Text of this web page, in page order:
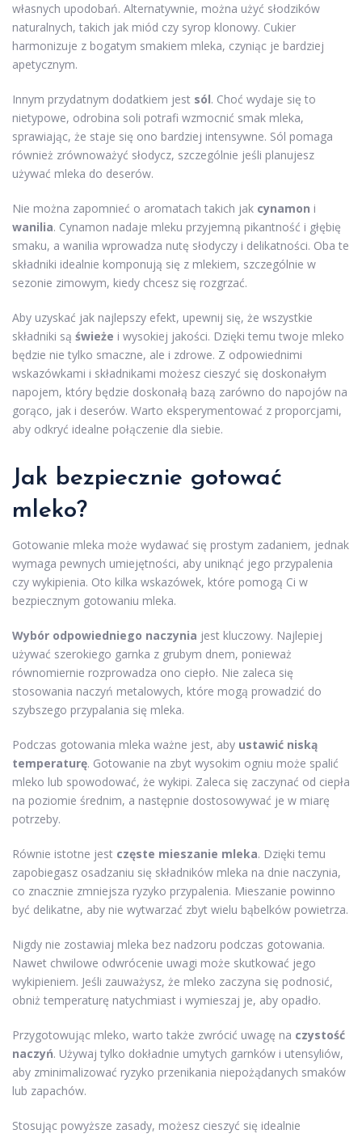
własnych upodobań. Alternatywnie, można użyć słodzików
naturalnych, takich jak miód czy syrop klonowy. Cukier
harmonizuje z bogatym smakiem mleka, czyniąc je bardziej
apetycznym.
Innym przydatnym dodatkiem jest sól. Choć wydaje się to
nietypowe, odrobina soli potrafi wzmocnić smak mleka,
sprawiając, że staje się ono bardziej intensywne. Sól pomaga
również zrównoważyć słodycz, szczególnie jeśli planujesz
używać mleka do deserów.
Nie można zapomnieć o aromatach takich jak cynamon i
wanilia. Cynamon nadaje mleku przyjemną pikantność i głębię
smaku, a wanilia wprowadza nutę słodyczy i delikatności. Oba te
składniki idealnie komponują się z mlekiem, szczególnie w
sezonie zimowym, kiedy chcesz się rozgrzać.
Aby uzyskać jak najlepszy efekt, upewnij się, że wszystkie
składniki są świeże i wysokiej jakości. Dzięki temu twoje mleko
będzie nie tylko smaczne, ale i zdrowe. Z odpowiednimi
wskazówkami i składnikami możesz cieszyć się doskonałym
napojem, który będzie doskonałą bazą zarówno do napojów na
gorąco, jak i deserów. Warto eksperymentować z proporcjami,
aby odkryć idealne połączenie dla siebie.
Jak bezpiecznie gotować
mleko?
Gotowanie mleka może wydawać się prostym zadaniem, jednak
wymaga pewnych umiejętności, aby uniknąć jego przypalenia
czy wykipienia. Oto kilka wskazówek, które pomogą Ci w
bezpiecznym gotowaniu mleka.
Wybór odpowiedniego naczynia jest kluczowy. Najlepiej
używać szerokiego garnka z grubym dnem, ponieważ
równomiernie rozprowadza ono ciepło. Nie zaleca się
stosowania naczyń metalowych, które mogą prowadzić do
szybszego przypalania się mleka.
Podczas gotowania mleka ważne jest, aby ustawić niską
temperaturę. Gotowanie na zbyt wysokim ogniu może spalić
mleko lub spowodować, że wykipi. Zaleca się zaczynać od ciepła
na poziomie średnim, a następnie dostosowywać je w miarę
potrzeby.
Równie istotne jest częste mieszanie mleka. Dzięki temu
zapobiegasz osadzaniu się składników mleka na dnie naczynia,
co znacznie zmniejsza ryzyko przypalenia. Mieszanie powinno
być delikatne, aby nie wytwarzać zbyt wielu bąbelków powietrza.
Nigdy nie zostawiaj mleka bez nadzoru podczas gotowania.
Nawet chwilowe odwrócenie uwagi może skutkować jego
wykipieniem. Jeśli zauważysz, że mleko zaczyna się podnosić,
obniż temperaturę natychmiast i wymieszaj je, aby opadło.
Przygotowując mleko, warto także zwrócić uwagę na czystość
naczyń. Używaj tylko dokładnie umytych garnków i utensyliów,
aby zminimalizować ryzyko przenikania niepożądanych smaków
lub zapachów.
Stosując powyższe zasady, możesz cieszyć się idealnie